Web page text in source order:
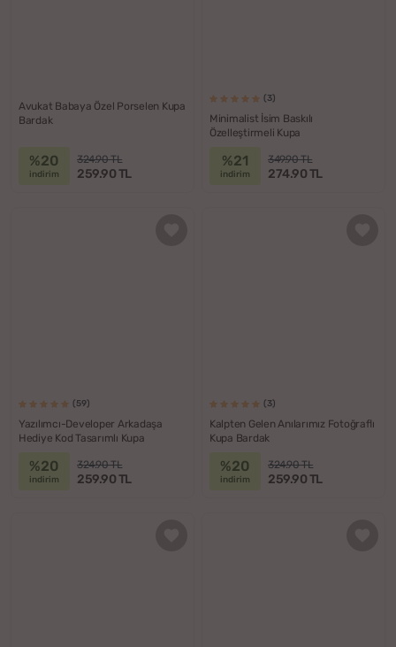
Avukat Babaya Özel Porselen Kupa
Bardak
%20
indirim
324.90 TL
259.90 TL
(3)
Minimalist İsim Baskılı
Özelleştirmeli Kupa
%21
indirim
349.90 TL
274.90 TL
(59)
Yazılımcı-Developer Arkadaşa
Hediye Kod Tasarımlı Kupa
%20
indirim
324.90 TL
259.90 TL
(3)
Kalpten Gelen Anılarımız Fotoğraflı
Kupa Bardak
%20
indirim
324.90 TL
259.90 TL